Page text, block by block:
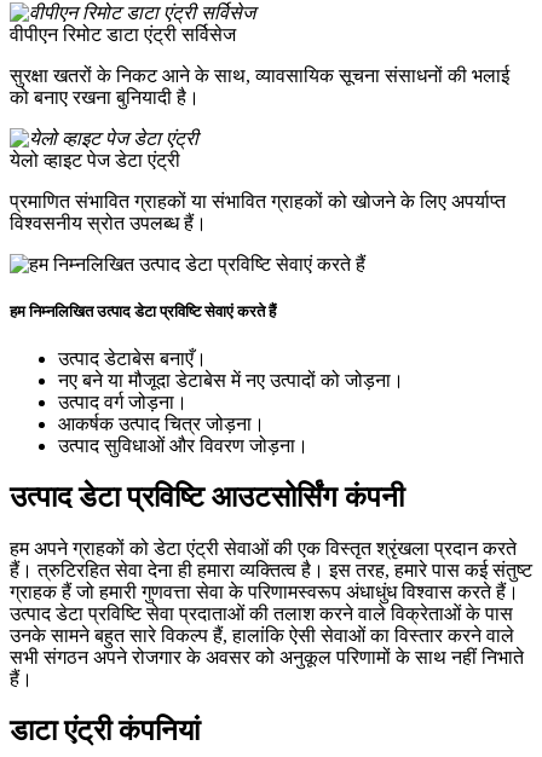
वीपीएन रिमोट डाटा एंट्री सर्विसेज
सुरक्षा खतरों के निकट आने के साथ, व्यावसायिक सूचना संसाधनों की भलाई
को बनाए रखना बुनियादी है।
येलो व्हाइट पेज डेटा एंट्री
प्रमाणित संभावित ग्राहकों या संभावित ग्राहकों को खोजने के लिए अपर्याप्त
विश्वसनीय स्रोत उपलब्ध हैं।
हम निम्नलिखित उत्पाद डेटा प्रविष्टि सेवाएं करते हैं
उत्पाद डेटाबेस बनाएँ।
नए बने या मौजूदा डेटाबेस में नए उत्पादों को जोड़ना।
उत्पाद वर्ग जोड़ना।
आकर्षक उत्पाद चित्र जोड़ना।
उत्पाद सुविधाओं और विवरण जोड़ना।
उत्पाद डेटा प्रविष्टि आउटसोर्सिंग कंपनी
हम अपने ग्राहकों को डेटा एंट्री सेवाओं की एक विस्तृत श्रृंखला प्रदान करते
हैं। त्रुटिरहित सेवा देना ही हमारा व्यक्तित्व है। इस तरह, हमारे पास कई संतुष्ट
ग्राहक हैं जो हमारी गुणवत्ता सेवा के परिणामस्वरूप अंधाधुंध विश्वास करते हैं।
उत्पाद डेटा प्रविष्टि सेवा प्रदाताओं की तलाश करने वाले विक्रेताओं के पास
उनके सामने बहुत सारे विकल्प हैं, हालांकि ऐसी सेवाओं का विस्तार करने वाले
सभी संगठन अपने रोजगार के अवसर को अनुकूल परिणामों के साथ नहीं निभाते
हैं।
डाटा एंट्री कंपनियां